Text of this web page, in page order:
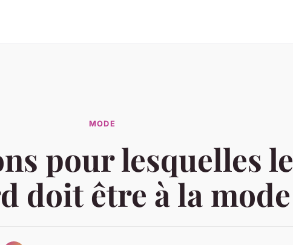
MODE
pour lesquelles le
doit être à la mode